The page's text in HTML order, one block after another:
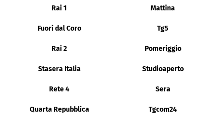
Rai 1 Mattina
Fuori dal Coro Tg5
Rai 2 Pomeriggio
Stasera Italia Studioaperto
Rete 4 Sera
Quarta Repubblica Tgcom24